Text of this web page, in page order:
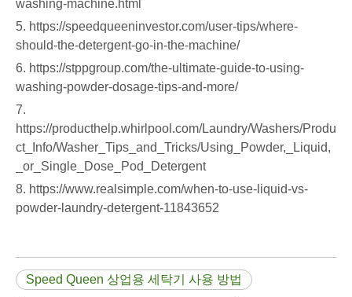
washing-machine.html
5. https://speedqueeninvestor.com/user-tips/where-
should-the-detergent-go-in-the-machine/
6. https://stppgroup.com/the-ultimate-guide-to-using-
washing-powder-dosage-tips-and-more/
7.
https://producthelp.whirlpool.com/Laundry/Washers/Produ
ct_Info/Washer_Tips_and_Tricks/Using_Powder,_Liquid,
_or_Single_Dose_Pod_Detergent
8. https://www.realsimple.com/when-to-use-liquid-vs-
powder-laundry-detergent-11843652
Speed ​​Queen 상업용 세탁기 사용 방법